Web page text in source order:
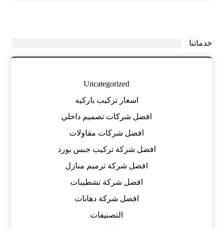
خدماتنا
Uncategorized
اسعار تركيب باركيه
افضل شركات تصميم داخلي
افضل شركات مقاولات
افضل شركة تركيب جبس بورد
افضل شركة ترميم منازل
افضل شركة تشطيبات
افضل شركة دهانات
التصنيفات